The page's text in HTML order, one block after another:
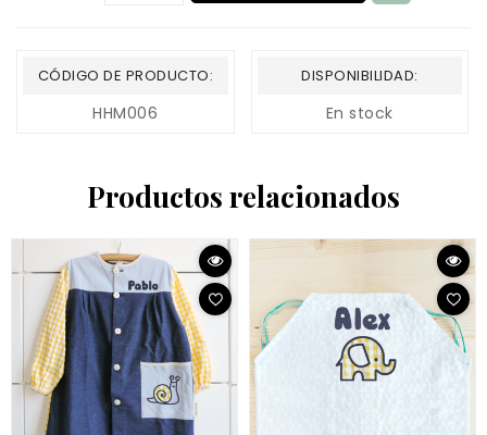
CÓDIGO DE PRODUCTO:
HHM006
DISPONIBILIDAD:
En stock
Productos relacionados